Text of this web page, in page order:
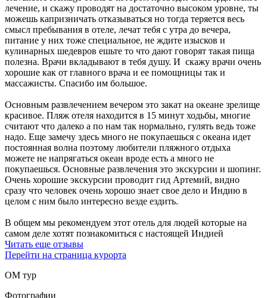
лечение, и скажу проводят на достаточно высоком уровне, ты
можешь капризничать отказываться но тогда теряется весь
смысл пребывания в отеле, лечат тебя с утра до вечера,
питание у них тоже специальное, не ждите изысков и
кулинарных шедевров ешьте то что дают говорят такая пища
полезна. Врачи вкладывают в тебя душу. И скажу врачи очень
хорошие как от главного врача и ее помощницы так и
массажисты. Спасибо им большое.
Основным развлечением вечером это закат на океане зрелище
красивое. Пляж отеля находится в 15 минут ходьбы, многие
считают что далеко а по нам так нормально, гулять ведь тоже
надо. Еще замечу здесь много не покупаешься с океана идет
постоянная волна поэтому любители пляжного отдыха
можете не напрягаться океан вроде есть а много не
покупаешься. Основные развлечения это экскурсии и шопинг.
Очень хорошие экскурсии проводит гид Артемий, видно
сразу что человек очень хорошо знает свое дело и Индию в
целом с ним было интересно везде ездить.
В общем мы рекомендуем этот отель для людей которые на
самом деле хотят познакомиться с настоящей Индией
Читать еще отзывы
Перейти на страница курорта
ОМ тур
Фотографии